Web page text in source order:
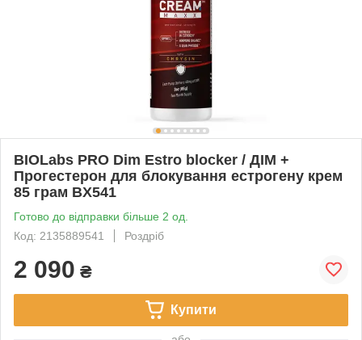
BIOLabs PRO Dim Estro blocker / ДІМ +
Прогестерон для блокування естрогену крем
85 грам BX541
Готово до відправки більше 2 од.
Код: 2135889541
Роздріб
2 090 ₴
Купити